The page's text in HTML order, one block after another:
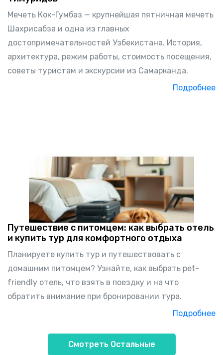
Мечеть Кок-Гумбаз — крупнейшая пятничная мечеть
Шахрисабза и одна из главных
достопримечательностей Узбекистана. История,
архитектура, режим работы, стоимость посещения,
советы туристам и экскурсии из Самарканда.
Подробнее
Путешествие с питомцем: как выбрать отель
и купить тур для комфортного отдыха
Планируете купить тур и путешествовать с
домашним питомцем? Узнайте, как выбрать pet-
friendly отель, что взять в поездку и на что
обратить внимание при бронировании тура.
Подробнее
Смотреть Остальные